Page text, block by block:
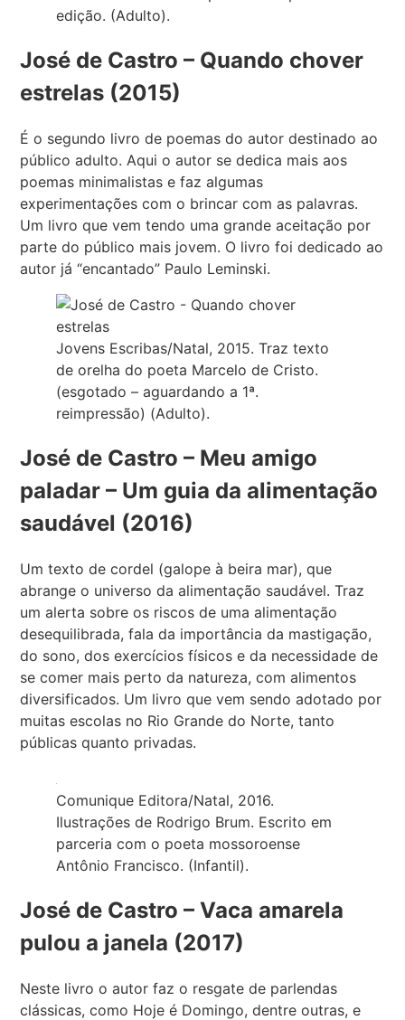
edição. (Adulto).
José de Castro – Quando chover
estrelas (2015)
É o segundo livro de poemas do autor destinado ao
público adulto. Aqui o autor se dedica mais aos
poemas minimalistas e faz algumas
experimentações com o brincar com as palavras.
Um livro que vem tendo uma grande aceitação por
parte do público mais jovem. O livro foi dedicado ao
autor já “encantado” Paulo Leminski.
Jovens Escribas/Natal, 2015. Traz texto
de orelha do poeta Marcelo de Cristo.
(esgotado – aguardando a 1ª.
reimpressão) (Adulto).
José de Castro – Meu amigo
paladar – Um guia da alimentação
saudável (2016)
Um texto de cordel (galope à beira mar), que
abrange o universo da alimentação saudável. Traz
um alerta sobre os riscos de uma alimentação
desequilibrada, fala da importância da mastigação,
do sono, dos exercícios físicos e da necessidade de
se comer mais perto da natureza, com alimentos
diversificados. Um livro que vem sendo adotado por
muitas escolas no Rio Grande do Norte, tanto
públicas quanto privadas.
Comunique Editora/Natal, 2016.
Ilustrações de Rodrigo Brum. Escrito em
parceria com o poeta mossoroense
Antônio Francisco. (Infantil).
José de Castro – Vaca amarela
pulou a janela (2017)
Neste livro o autor faz o resgate de parlendas
clássicas, como Hoje é Domingo, dentre outras, e